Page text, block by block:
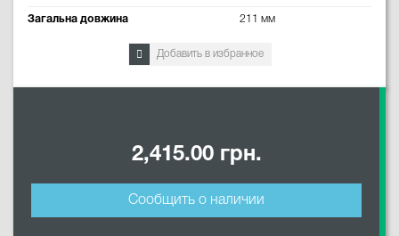
Загальна довжина 211 мм
Добавить в избранное
2,415.00 грн.
Сообщить о наличии